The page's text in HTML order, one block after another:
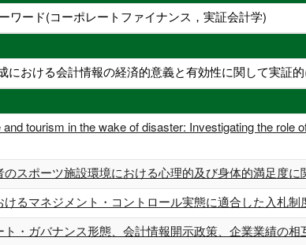
ワード(コーポレートファイナンス，実証会計学)
における会計情報の経済的意義と有効性に関して実証
and tourism in the wake of disaster: Investigating the
のスポーツ施設環境における心理的及び身体的満足度
けるマネジメント・コントロール実態に適合した入札
ト・ガバナンス形態、会計情報開示政策、企業業績の